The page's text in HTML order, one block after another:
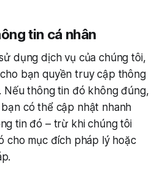
tin cá nhân
dụng dịch vụ của chúng tôi,
bạn quyền truy cập thông
Nếu thông tin đó không đúng,
có thể cập nhật nhanh
tin đó – trừ khi chúng tôi
cho mục đích pháp lý hoặc